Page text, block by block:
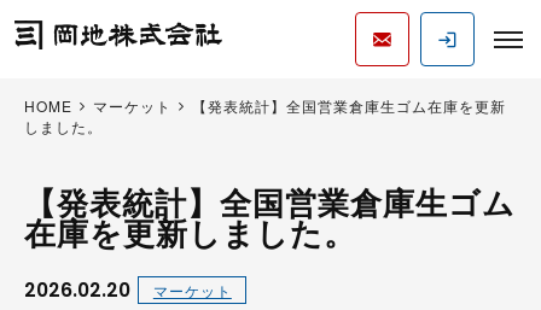
HOME マーケット
【発表統計】全国営業倉庫生ゴム在庫を更新
しました。
【発表統計】全国営業倉庫生ゴム
在庫を更新しました。
2026.02.20 マーケット